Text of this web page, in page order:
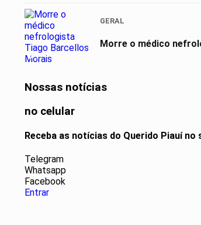
04
GERAL
Morre o médico
Nossas notícias
no celular
Receba as notícias do Querido Piauí
Telegram
Whatsapp
Facebook
Entrar